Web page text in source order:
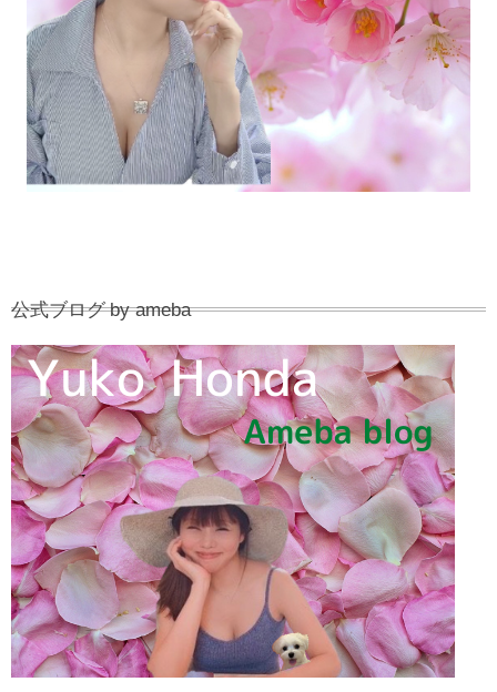
公式ブログ by ameba